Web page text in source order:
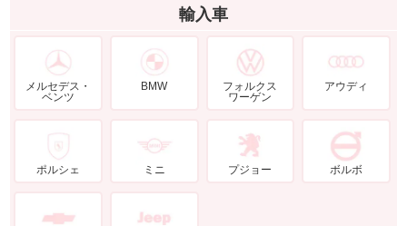
輸入車
メルセデス・
ベンツ
BMW
フォルクス
ワーゲン
アウディ
ポルシェ ミニ プジョー ボルボ